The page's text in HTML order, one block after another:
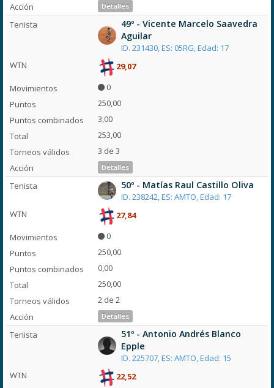
Detalles
49º - Vicente Marcelo Saavedra
Aguilar
ID. 231430, ES: 05RG, Edad: 17
29,07
0
250,00
3,00
253,00
3 de 3
Detalles
50º - Matías Raul Castillo Oliva
ID. 238242, ES: AMTO, Edad: 17
27,84
0
250,00
0,00
250,00
2 de 2
Detalles
51º - Antonio Andrés Blanco
Epple
ID. 225707, ES: AMTO, Edad: 15
22,52